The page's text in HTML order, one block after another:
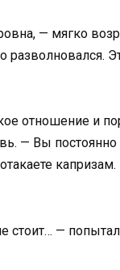
— мягко
разволновался.
отношение и
— Вы постоянно
стоит… —